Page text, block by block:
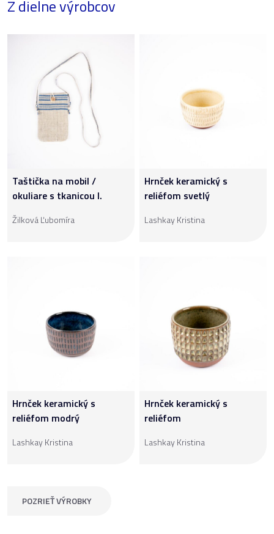
Z dielne výrobcov
Taštička na mobil /
okuliare s tkanicou I.
Žilková Ľubomíra
Hrnček keramický s
reliéfom svetlý
Lashkay Kristina
Hrnček keramický s
reliéfom modrý
Lashkay Kristina
Hrnček keramický s
reliéfom
Lashkay Kristina
POZRIEŤ VÝROBKY